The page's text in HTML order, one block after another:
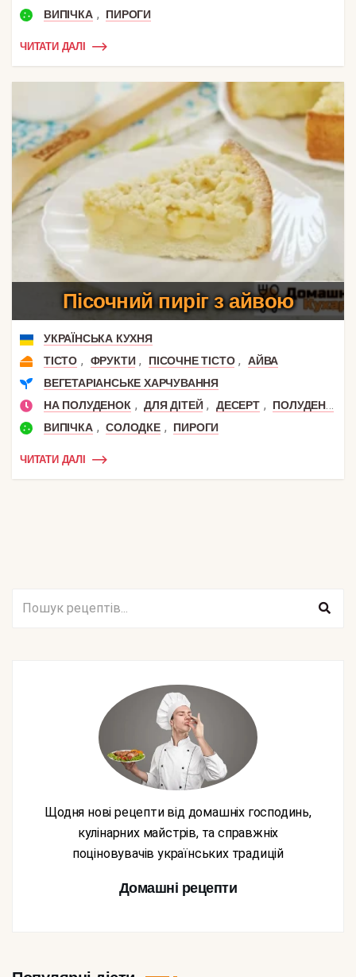
ВИПІЧКА , ПИРОГИ
ЧИТАТИ ДАЛІ
Пісочний пиріг з айвою
УКРАЇНСЬКА КУХНЯ
ТІСТО , ФРУКТИ , ПІСОЧНЕ ТІСТО ,
АЙВА
ВЕГЕТАРІАНСЬКЕ ХАРЧУВАННЯ
НА ПОЛУДЕНОК , ДЛЯ ДІТЕЙ , ДЕСЕРТ ,
ПОЛУДЕНЬ
ВИПІЧКА , СОЛОДКЕ , ПИРОГИ
ЧИТАТИ ДАЛІ
Щодня нові рецепти від домашніх господинь,
кулінарних майстрів, та справжніх
поціновувачів українських традицій
Домашні рецепти